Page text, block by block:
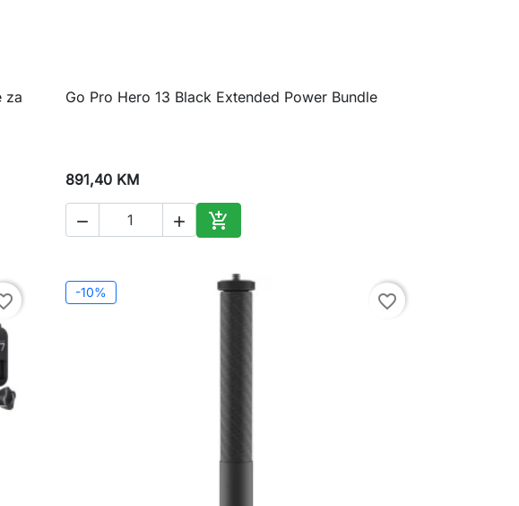
za
 Brzi pregled
Go Pro Hero 13 Black Extended Power Bundle
891,40 KM
  
Dodaj u korpu
-10% favorite_border